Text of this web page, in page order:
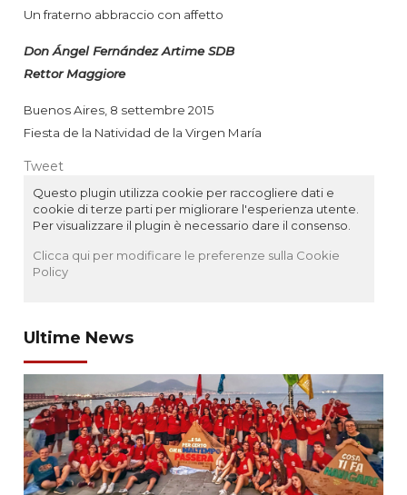
Un fraterno abbraccio con affetto
Don Ángel Fernández Artime SDB
Rettor Maggiore
Buenos Aires, 8 settembre 2015
Fiesta de la Natividad de la Virgen María
Tweet
Questo plugin utilizza cookie per raccogliere dati e
cookie di terze parti per migliorare l'esperienza utente.
Per visualizzare il plugin è necessario dare il consenso.
Clicca qui per modificare le preferenze sulla Cookie
Policy
Ultime News